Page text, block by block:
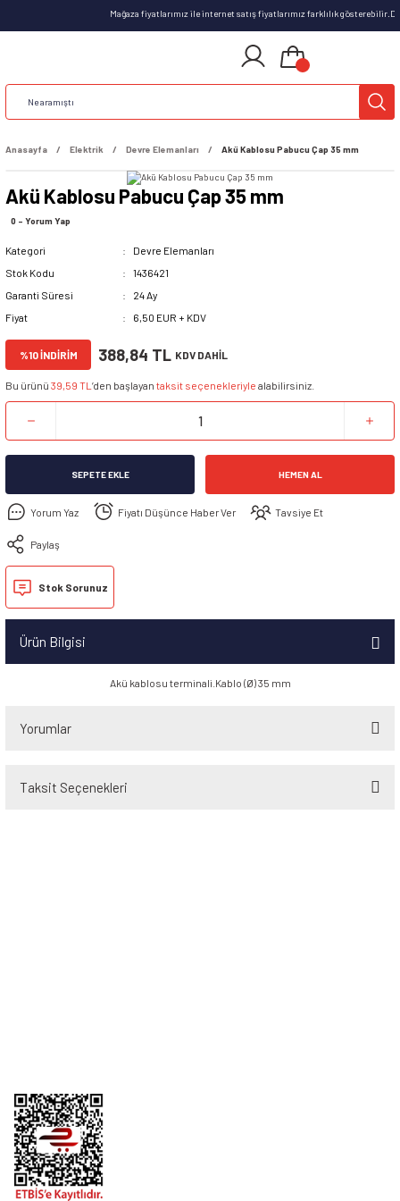
Mağaza fiyatlarımız ile internet satış fiyatlarımız farklılık
Anasayfa Elektrik Devre Elemanları Akü Kablosu Pabucu Çap 35 mm
Akü Kablosu Pabucu Çap 35 mm
0 - Yorum Yap
Kategori
Devre Elemanları
Stok Kodu
1436421
Garanti Süresi
24 Ay
Fiyat
6,50 EUR + KDV
%10 İNDİRİM 388,84 TL KDV DAHİL
Bu ürünü 39,59 TL ’den başlayan taksit seçenekleriyle alabilirsiniz.
SEPETE EKLE HEMEN AL
Yorum Yaz Fiyatı Düşünce Haber Ver Tavsiye Et
Paylaş
Stok Sorunuz
Ürün Bilgisi
Akü kablosu terminali.Kablo (Ø) 35 mm
Yorumlar
Taksit Seçenekleri